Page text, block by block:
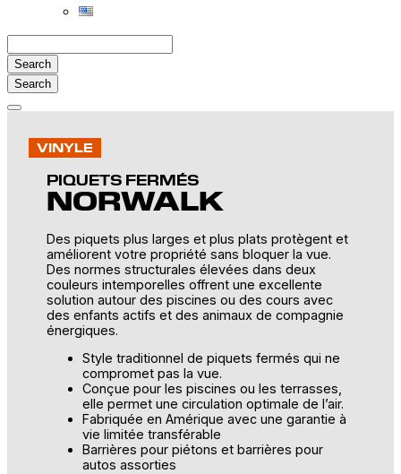
Search
Open
menuVINYLE
PIQUETS FERMÉS
NORWALK
Des piquets plus larges et plus plats protègent et
améliorent votre propriété sans bloquer la vue.
Des normes structurales élevées dans deux
couleurs intemporelles offrent une excellente
solution autour des piscines ou des cours avec
des enfants actifs et des animaux de compagnie
énergiques.
Style traditionnel de piquets fermés qui ne
compromet pas la vue.
Conçue pour les piscines ou les terrasses,
elle permet une circulation optimale de l’air.
Fabriquée en Amérique avec une garantie à
vie limitée transférable
Barrières pour piétons et barrières pour
autos assorties